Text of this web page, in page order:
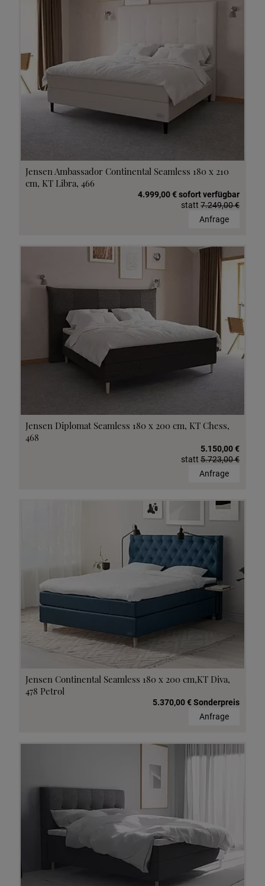
Jensen Ambassador Continental Seamless 180 x 210
cm, KT Libra, 466
4.999,00 € sofort verfügbar
statt 7.249,00 €
Anfrage
Jensen Diplomat Seamless 180 x 200 cm, KT Chess,
468
5.150,00 €
statt 5.723,00 €
Anfrage
Jensen Continental Seamless 180 x 200 cm,KT Diva,
478 Petrol
5.370,00 € Sonderpreis
Anfrage